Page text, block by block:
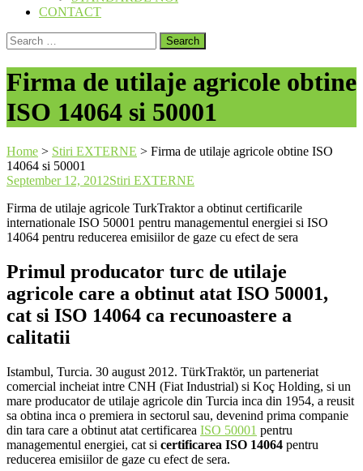
CONTACT
Search
for:
Firma de utilaje agricole obtine
ISO 14064 si 50001
Home > Stiri EXTERNE > Firma de utilaje agricole obtine ISO
14064 si 50001
September 12, 2012Stiri EXTERNE
Firma de utilaje agricole TurkTraktor a obtinut certificarile
internationale ISO 50001 pentru managementul energiei si ISO
14064 pentru reducerea emisiilor de gaze cu efect de sera
Primul producator turc de utilaje
agricole care a obtinut atat ISO 50001,
cat si ISO 14064 ca recunoastere a
calitatii
Istambul, Turcia. 30 august 2012. TürkTraktör, un parteneriat
comercial incheiat intre CNH (Fiat Industrial) si Koç Holding, si un
mare producator de utilaje agricole din Turcia inca din 1954, a reusit
sa obtina inca o premiera in sectorul sau, devenind prima companie
din tara care a obtinut atat certificarea ISO 50001 pentru
managementul energiei, cat si certificarea ISO 14064 pentru
reducerea emisiilor de gaze cu efect de sera.